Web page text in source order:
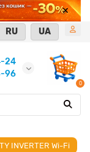
RU UA
24
96
0
INVERTER Wi-Fi